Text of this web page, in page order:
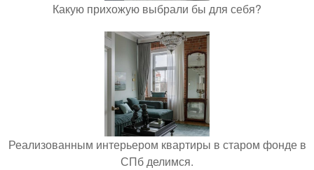
Какую прихожую выбрали бы для себя?
Реализованным интерьером квартиры в старом фонде в
СПб делимся.